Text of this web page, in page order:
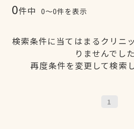
0件中 0〜0件を表示
検索条件に当てはまるクリニ
りませんでした
再度条件を変更して検索
1